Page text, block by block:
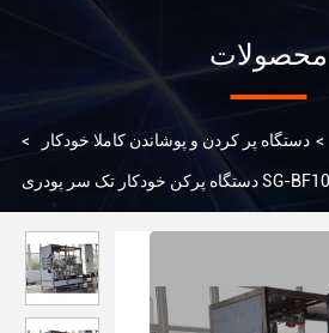
محصولات
> دستگاه پر کردن و پوشاندن کاملا خودکار >
دستگاه پرکن خودکار تک سر پودری SG-BF100 دستگاه پرکن و دربندی